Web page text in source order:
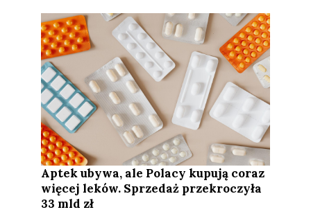
Aptek ubywa, ale Polacy kupują coraz
więcej leków. Sprzedaż przekroczyła
33 mld zł